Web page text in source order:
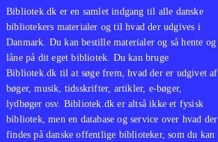
Bibliotek.dk er en samlet indgang til alle danske
bibliotekers materialer og til hvad der udgives i
Danmark. Du kan bestille materialer og så hente og
låne på dit eget bibliotek. Du kan bruge
Bibliotek.dk til at søge frem, hvad der er udgivet af
bøger, musik, tidsskrifter, artikler, e-bøger,
lydbøger osv. Bibliotek.dk er altså ikke et fysisk
bibliotek, men en database og service over hvad der
findes på danske offentlige biblioteker, som du kan